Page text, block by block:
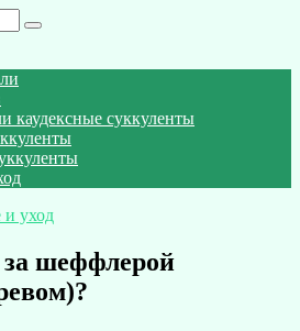
каудексные суккуленты
уход
шеффлерой